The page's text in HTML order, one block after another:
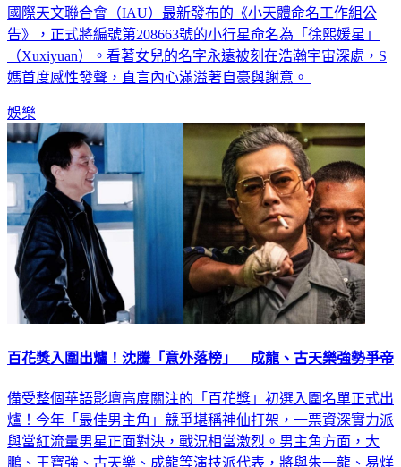
媛）去年病逝，S媽心中的痛楚與思念從未停止，但根據近日
國際天文聯合會（IAU）最新發布的《小天體命名工作組公
告》，正式將編號第208663號的小行星命名為「徐熙媛星」
（Xuxiyuan）。看著女兒的名字永遠被刻在浩瀚宇宙深處，S
娛樂
備受整個華語影壇高度關注的「百花獎」初選入圍名單正式出
爐！今年「最佳男主角」競爭堪稱神仙打架，一票資深實力派
與當紅流量男星正面對決，戰況相當激烈。男主角方面，大